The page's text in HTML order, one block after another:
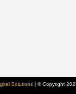
Solutions | © Copyright